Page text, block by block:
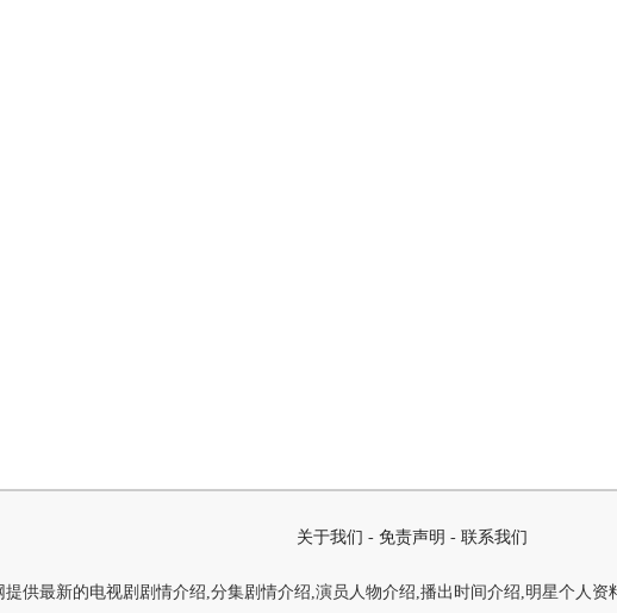
关于我们 - 免责声明 - 联系我们
提供最新的电视剧剧情介绍,分集剧情介绍,演员人物介绍,播出时间介绍,明星个人资